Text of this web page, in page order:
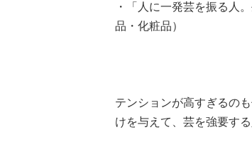
・「人に一発芸を振る人
品・化粧品）
テンションが高すぎるの
けを与えて、芸を強要す